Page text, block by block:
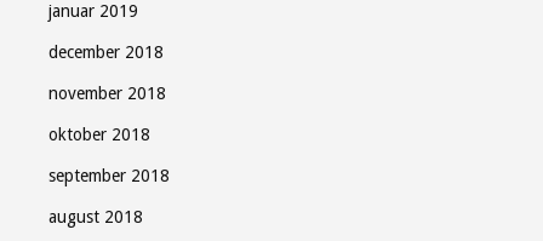
januar 2019
december 2018
november 2018
oktober 2018
september 2018
august 2018